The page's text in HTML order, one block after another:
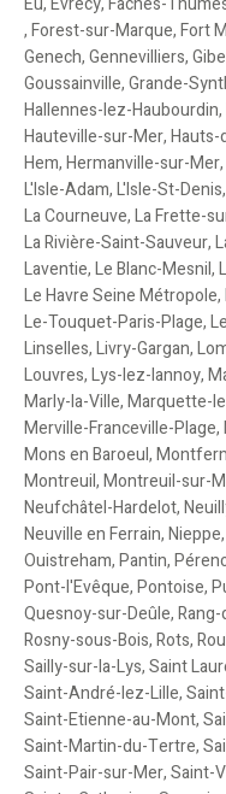
,Forest-sur-Marque,Fort
Genech,Gennevilliers,
Goussainville,Grande-
Hallennes-lez-Haubourdin,
Hauteville-sur-Mer,Hauts-
Hem,Hermanville-sur-Mer,
L'Isle-Adam,L'Isle-St-Denis,
La Courneuve,La Frette-
La Rivière-Saint-Sauveur,
Laventie,Le Blanc-Mesnil,
Le Havre Seine Métropole,
Le-Touquet-Paris-Plage,
Linselles,Livry-Gargan,
Louvres,Lys-lez-lannoy,
Marly-la-Ville,Marquette-
Merville-Franceville-Plage,
Mons en Baroeul,
Montreuil,Montreuil-sur-
Neufchâtel-Hardelot,
Neuville en Ferrain,Nieppe,
Ouistreham,Pantin,
Pont-l'Evêque,Pontoise,
Quesnoy-sur-Deûle,
Rosny-sous-Bois,Rots,
Sailly-sur-la-Lys,Saint
Saint-André-lez-Lille,
Saint-Etienne-au-Mont,
Saint-Martin-du-Tertre,
Saint-Pair-sur-Mer,Saint-